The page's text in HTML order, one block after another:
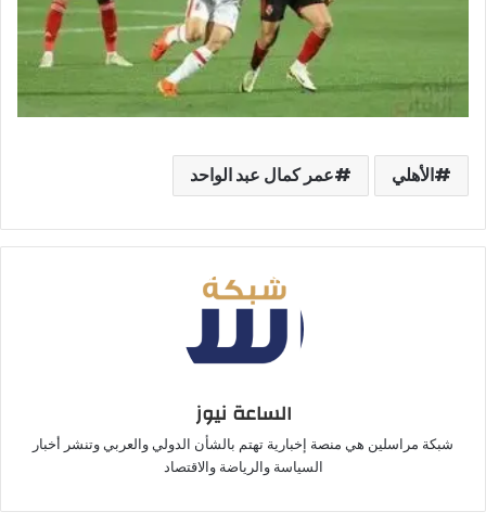
الأهلي عمر كمال عبد الواحد
الساعة نيوز
شبكة مراسلين هي منصة إخبارية تهتم بالشأن الدولي والعربي وتنشر أخبار
السياسة والرياضة والاقتصاد